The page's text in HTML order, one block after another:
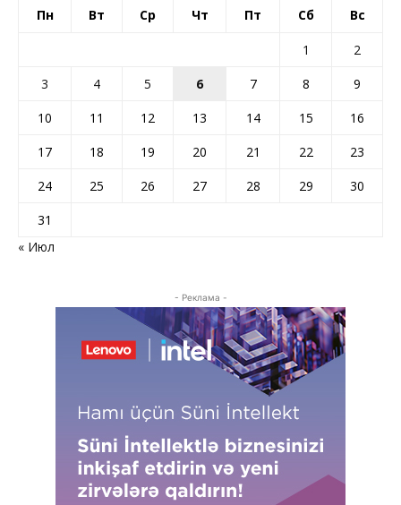
Пн Вт Ср Чт Пт Сб Вс
1
2
3
4 5 6 7 8
9
10
11 12 13 14 15
16
17
18 19 20 21 22
23
24
25 26 27 28 29
30
31
« Июл
- Реклама -